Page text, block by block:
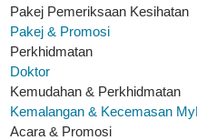
Pakej Pemeriksaan Kesihatan
Pakej & Promosi
Perkhidmatan
Doktor
Kemudahan & Perkhidmatan
Kemalangan & Kecemasan
Acara & Promosi